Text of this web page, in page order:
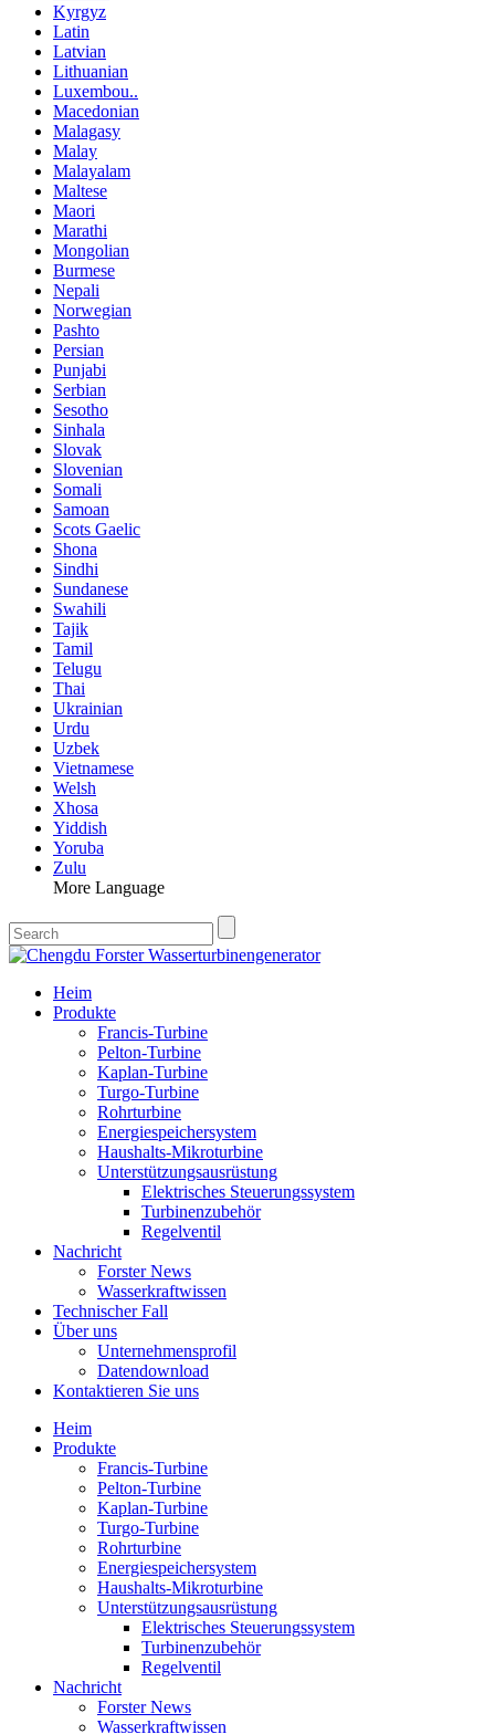
Kyrgyz
Latin
Latvian
Lithuanian
Luxembou..
Macedonian
Malagasy
Malay
Malayalam
Maltese
Maori
Marathi
Mongolian
Burmese
Nepali
Norwegian
Pashto
Persian
Punjabi
Serbian
Sesotho
Sinhala
Slovak
Slovenian
Somali
Samoan
Scots Gaelic
Shona
Sindhi
Sundanese
Swahili
Tajik
Tamil
Telugu
Thai
Ukrainian
Urdu
Uzbek
Vietnamese
Welsh
Xhosa
Yiddish
Yoruba
Zulu
More Language
Heim
Produkte
Francis-Turbine
Pelton-Turbine
Kaplan-Turbine
Turgo-Turbine
Rohrturbine
Energiespeichersystem
Haushalts-Mikroturbine
Unterstützungsausrüstung
Elektrisches Steuerungssystem
Turbinenzubehör
Regelventil
Nachricht
Forster News
Wasserkraftwissen
Technischer Fall
Über uns
Unternehmensprofil
Datendownload
Kontaktieren Sie uns
Heim
Produkte
Francis-Turbine
Pelton-Turbine
Kaplan-Turbine
Turgo-Turbine
Rohrturbine
Energiespeichersystem
Haushalts-Mikroturbine
Unterstützungsausrüstung
Elektrisches Steuerungssystem
Turbinenzubehör
Regelventil
Nachricht
Forster News
Wasserkraftwissen